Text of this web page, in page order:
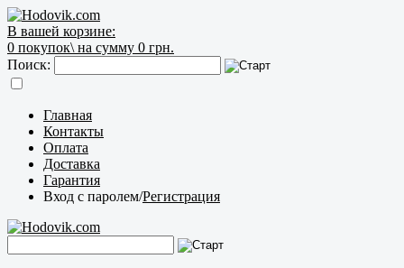
В вашей корзине:
0 покупок\ на сумму 0 грн.
Поиск:
Главная
Контакты
Оплата
Доставка
Гарантия
Вход с паролем/Регистрация